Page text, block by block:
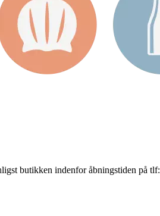
butikken indenfor åbningstiden på tlf: